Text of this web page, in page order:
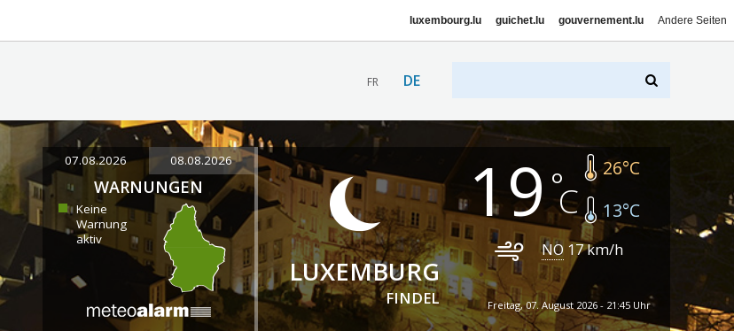
luxembourg.lu guichet.lu gouvernement.lu Andere Seiten
FR DE
07.08.2026 08.08.2026
WARNUNGEN
Keine
Warnung
aktiv
LUXEMBURG
FINDEL
19 26°C
13°C
NO 17km/h
Freitag, 07. August 2026 - 21:45 Uhr